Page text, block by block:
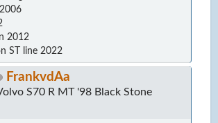
2012
ST line 2022
FrankvdAa
S70 R MT '98 Black Stone